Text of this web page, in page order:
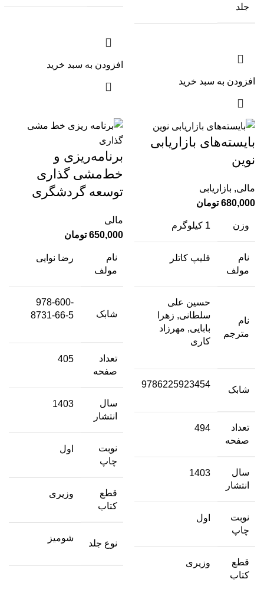
جلد
افزودن به سبد خرید
افزودن به سبد خرید
بایسته‌های بازاریابی
نوین
مالی, بازاریابی
680,000 تومان
وزن 1 کیلوگرم
نام
مولف
فلیپ کاتلر
نام
مترجم
حسین علی
سلطانی, زهرا
بابایی, مهرزاد
کاری
شابک
9786225923454
تعداد
صفحه
494
سال
انتشار
1403
نوبت
چاپ
اول
قطع
کتاب
وزیری
برنامه‌ریزی و
خط‌مشی گذاری
توسعه گردشگری
مالی
650,000 تومان
نام
مولف
رضا نوایی
شابک
978-600-
8731-66-5
تعداد
صفحه
405
سال
انتشار
1403
نوبت
چاپ
اول
قطع
کتاب
وزیری
نوع جلد
شومیز